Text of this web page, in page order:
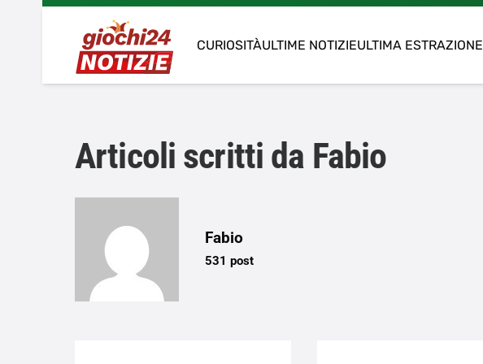
CURIOSITÀULTIME NOTIZIEULTIMA ESTRAZIONE
Articoli scritti da Fabio
Fabio
531 post